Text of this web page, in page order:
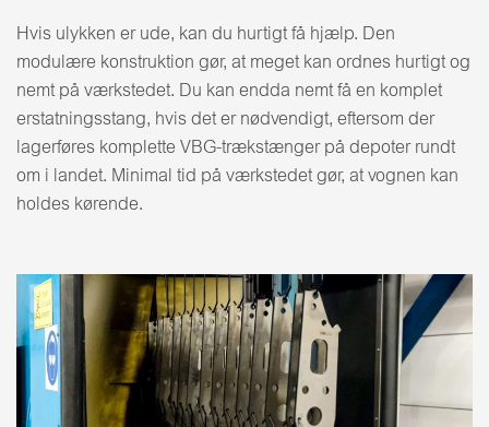
Hvis ulykken er ude, kan du hurtigt få hjælp. Den
modulære konstruktion gør, at meget kan ordnes hurtigt og
nemt på værkstedet. Du kan endda nemt få en komplet
erstatningsstang, hvis det er nødvendigt, eftersom der
lagerføres komplette VBG-trækstænger på depoter rundt
om i landet. Minimal tid på værkstedet gør, at vognen kan
holdes kørende.